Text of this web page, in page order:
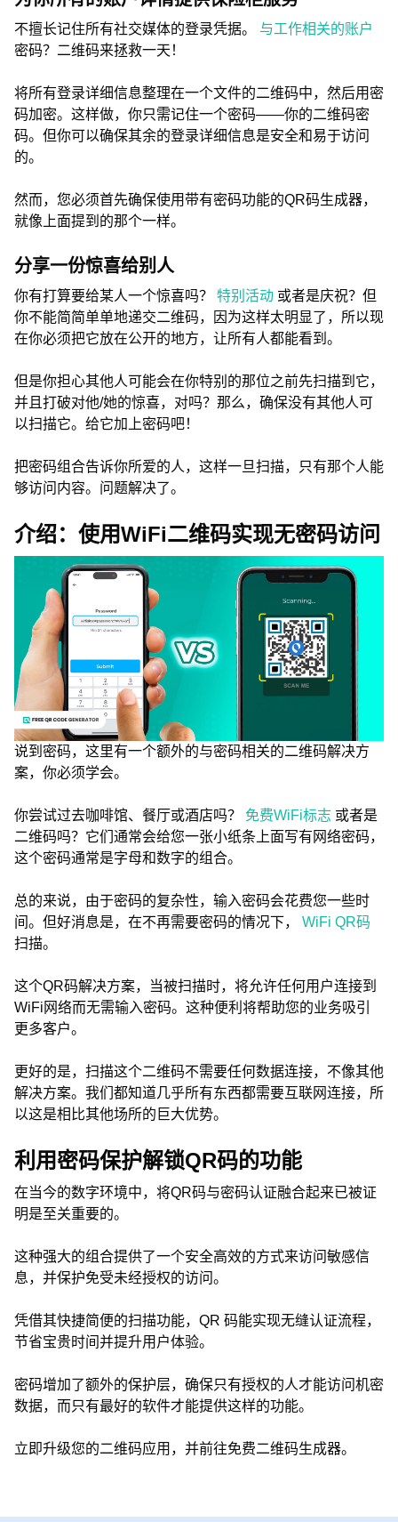
不擅长记住所有社交媒体的登录凭据。 与工作相关的账户
密码？二维码来拯救一天！
将所有登录详细信息整理在一个文件的二维码中，然后用密
码加密。这样做，你只需记住一个密码——你的二维码密
码。但你可以确保其余的登录详细信息是安全和易于访问
的。
然而，您必须首先确保使用带有密码功能的QR码生成器，
就像上面提到的那个一样。
分享一份惊喜给别人
你有打算要给某人一个惊喜吗？ 特别活动 或者是庆祝？但
你不能简简单单地递交二维码，因为这样太明显了，所以现
在你必须把它放在公开的地方，让所有人都能看到。
但是你担心其他人可能会在你特别的那位之前先扫描到它，
并且打破对他/她的惊喜，对吗？那么，确保没有其他人可
以扫描它。给它加上密码吧！
把密码组合告诉你所爱的人，这样一旦扫描，只有那个人能
够访问内容。问题解决了。
介绍：使用WiFi二维码实现无密码访问
说到密码，这里有一个额外的与密码相关的二维码解决方
案，你必须学会。
你尝试过去咖啡馆、餐厅或酒店吗？ 免费WiFi标志 或者是
二维码吗？它们通常会给您一张小纸条上面写有网络密码，
这个密码通常是字母和数字的组合。
总的来说，由于密码的复杂性，输入密码会花费您一些时
间。但好消息是，在不再需要密码的情况下， WiFi QR码
扫描。
这个QR码解决方案，当被扫描时，将允许任何用户连接到
WiFi网络而无需输入密码。这种便利将帮助您的业务吸引
更多客户。
更好的是，扫描这个二维码不需要任何数据连接，不像其他
解决方案。我们都知道几乎所有东西都需要互联网连接，所
以这是相比其他场所的巨大优势。
利用密码保护解锁QR码的功能
在当今的数字环境中，将QR码与密码认证融合起来已被证
明是至关重要的。
这种强大的组合提供了一个安全高效的方式来访问敏感信
息，并保护免受未经授权的访问。
凭借其快捷简便的扫描功能，QR 码能实现无缝认证流程，
节省宝贵时间并提升用户体验。
密码增加了额外的保护层，确保只有授权的人才能访问机密
数据，而只有最好的软件才能提供这样的功能。
立即升级您的二维码应用，并前往免费二维码生成器。